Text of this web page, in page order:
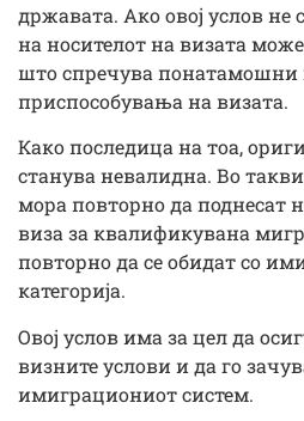
државата. Ако овој услов не
на носителот на визата
што спречува
приспособувања на визата.
Како последица на тоа,
станува невалидна. Во
мора повторно да поднесат
виза за квалификувана
повторно да се обидат со
категорија.
Овој услов има за цел да
визните услови и да го
имиграциониот систем.